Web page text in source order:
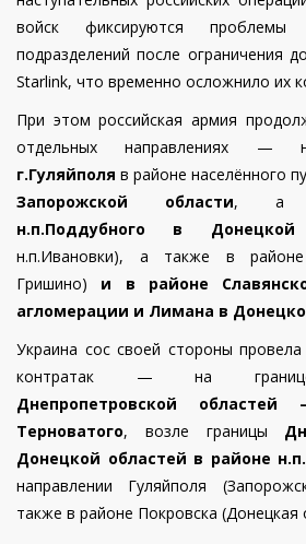
войск фиксируются проблемы
подразделений после ограничения
Starlink, что временно осложнило их
При этом российская армия
отдельных направлениях —
г.Гуляйполя в районе населённого
Запорожской области, а
н.п.Поддубного в Донецкой
н.п.Ивановки), а также в
Гришино) и в районе
агломерации и Лимана в
Украина сос своей стороны
контратак — на
Днепропетровской
Терноватого, возле границы
Донецкой областей в районе
направлении Гуляйполя
также в районе Покровска (Донецкая